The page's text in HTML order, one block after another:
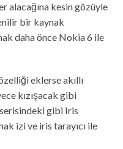
alacağına kesin gözüyle
bir kaynak
daha önce Nokia 6 ile
eklerse akıllı
kızışacak gibi
gibi Iris
izi ve iris tarayıcı ile